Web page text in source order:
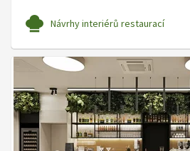
Návrhy interiérů restaurací